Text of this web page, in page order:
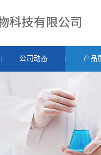
公司动态 产品